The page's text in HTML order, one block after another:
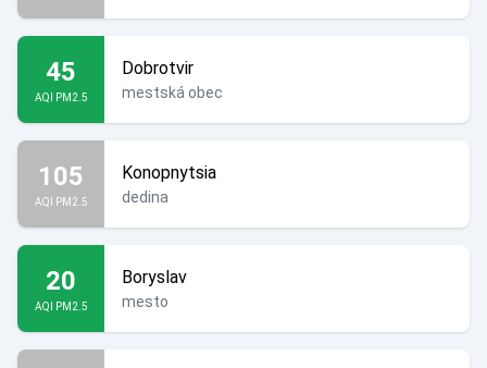
45
AQI PM2.5
Dobrotvir
mestská obec
105
AQI PM2.5
Konopnytsia
dedina
20
AQI PM2.5
Boryslav
mesto